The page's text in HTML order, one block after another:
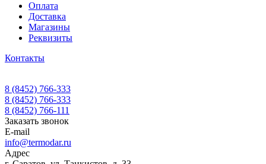
Оплата
Доставка
Магазины
Реквизиты
Контакты
8 (8452) 766-333
8 (8452) 766-333
8 (8452) 766-111
Заказать звонок
E-mail
info@termodar.ru
Адрес